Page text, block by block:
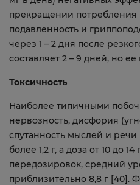
прекращении потребления
подавленность и
через 1 – 2 дня после
составляет 2 – 9 дней, но
Токсичность
Наиболее типичными
нервозность, дисфория
спутанность мыслей и
более 1,2 г, а доза от 10 до
передозировок, средний
приблизительно 8,8 г [40].